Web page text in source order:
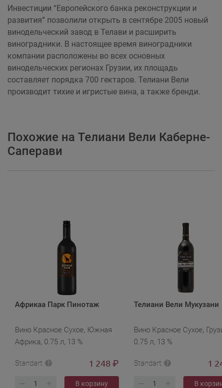
Инвестиции “Европейского банка реконструкции и
развития” позволили открыть в сентябре 2005 новый
винодельческий завод в Телави и расширить
виноградники. В настоящее время виноградники
компании расположены во всех основных
винодельческих регионах Грузии, их площадь
составляет порядка 700 гектаров. Телиани Вели
производит тихие и игристые вина, а также бренди.
Похожие на Телиани Вели Каберне-
Саперави
Африкаа Парк Пинотаж
Вино Красное Сухое, Южная
Африка, 0.75 л, 13 %
Standart 1 248 ₽
В корзину
Телиани Вели Мукузани
Вино Красное Сухое,
0.75 л, 13 %
Standart 1
В